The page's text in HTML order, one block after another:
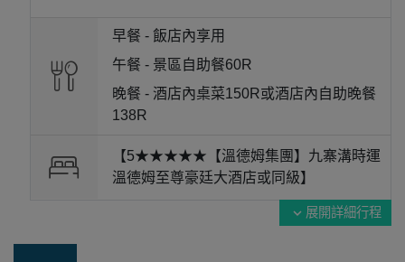
早餐 - 飯店內享用
午餐 - 景區自助餐60R
晚餐 - 酒店內桌菜150R或酒店內自助晚餐
138R
【5★★★★★【溫德姆集團】九寨溝時運
溫德姆至尊豪廷大酒店或同級】
expand_more 展開詳細行程